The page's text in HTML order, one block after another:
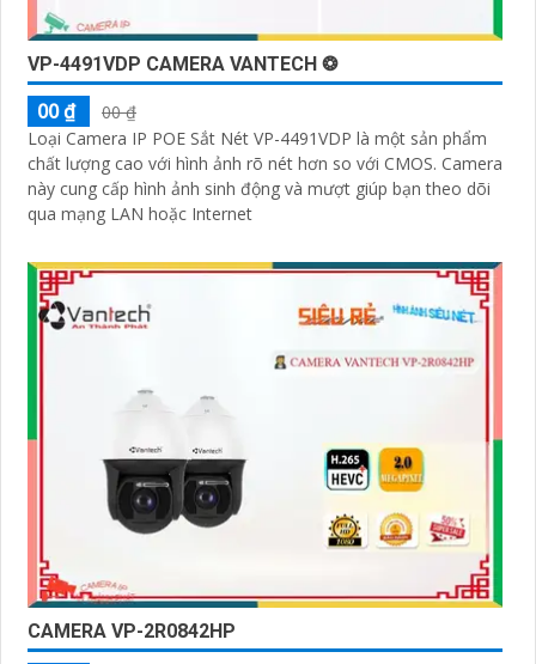
VP-4491VDP CAMERA VANTECH ❂
00 ₫
00 ₫
Loại Camera IP POE Sắt Nét VP-4491VDP là một sản phẩm
chất lượng cao với hình ảnh rõ nét hơn so với CMOS. Camera
này cung cấp hình ảnh sinh động và mượt giúp bạn theo dõi
qua mạng LAN hoặc Internet
CAMERA VP-2R0842HP